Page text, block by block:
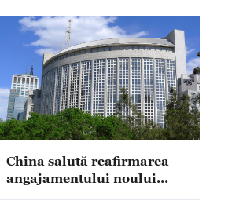
China salută reafirmarea
angajamentului noului